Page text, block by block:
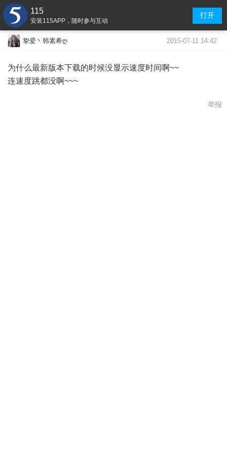
115
安装115APP，随时参与互动
打开
挚爱丶韩素希ღ 2015-07-11 14:42
为什么最新版本下载的时候没显示速度时间啊~~
连速度跳都没啊~~~
举报